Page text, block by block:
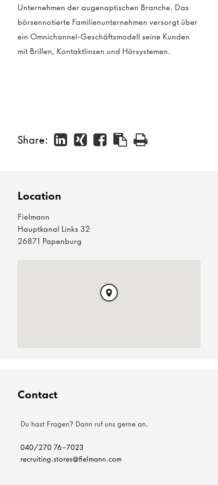
Unternehmen der augenoptischen Branche. Das
börsennotierte Familienunternehmen versorgt über
ein Omnichannel-Geschäftsmodell seine Kunden
mit Brillen, Kontaktlinsen und Hörsystemen.
Share:
Location
Fielmann
Hauptkanal Links 32
26871 Papenburg
Contact
Du hast Fragen? Dann ruf uns gerne an.
040/270 76-7023
recruiting.stores@fielmann.com